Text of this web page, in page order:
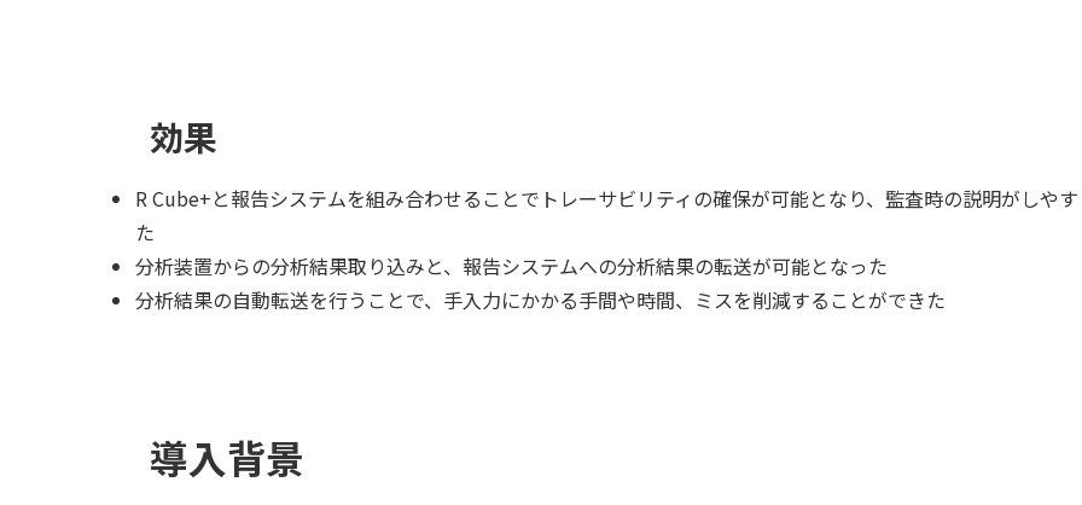
効果
R Cube+と報告システムを組み合わせることでトレーサビリティの確保が可能となり、監査時の説明がしや
た
分析装置からの分析結果取り込みと、報告システムへの分析結果の転送が可能となった
分析結果の自動転送を行うことで、手入力にかかる手間や時間、ミスを削減することができた
導入背景